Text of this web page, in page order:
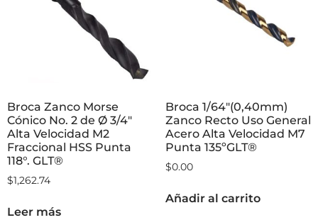
Broca Zanco Morse
Cónico No. 2 de Ø 3/4″
Alta Velocidad M2
Fraccional HSS Punta
118°. GLT®
$1,262.74
Leer más
Broca 1/64″(0,40mm)
Zanco Recto Uso General
Acero Alta Velocidad M7
Punta 135ºGLT®
$0.00
Añadir al carrito